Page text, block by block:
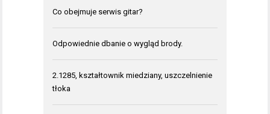
Co obejmuje serwis gitar?
Odpowiednie dbanie o wygląd brody.
2.1285, kształtownik miedziany, uszczelnienie
tłoka